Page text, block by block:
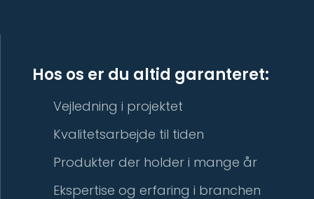
Hos os er du altid garanteret:
Vejledning i projektet
Kvalitetsarbejde til tiden
Produkter der holder i mange år
Ekspertise og erfaring i branchen